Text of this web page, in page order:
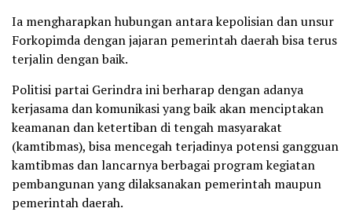
Ia mengharapkan hubungan antara kepolisian dan unsur
Forkopimda dengan jajaran pemerintah daerah bisa terus
terjalin dengan baik.
Politisi partai Gerindra ini berharap dengan adanya
kerjasama dan komunikasi yang baik akan menciptakan
keamanan dan ketertiban di tengah masyarakat
(kamtibmas), bisa mencegah terjadinya potensi gangguan
kamtibmas dan lancarnya berbagai program kegiatan
pembangunan yang dilaksanakan pemerintah maupun
pemerintah daerah.